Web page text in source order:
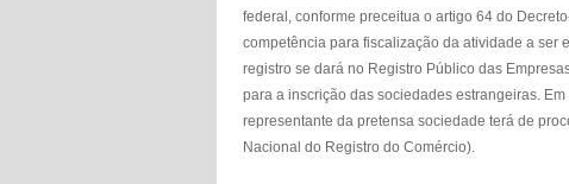
federal, conforme preceitua o artigo 64 do
competência para fiscalização da atividade a ser
registro se dará no Registro Público das
para a inscrição das sociedades estrangeiras.
representante da pretensa sociedade terá de
Nacional do Registro do Comércio).